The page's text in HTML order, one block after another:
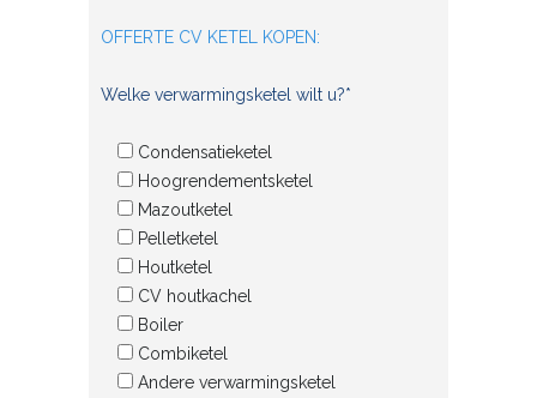
OFFERTE CV KETEL KOPEN:
Welke verwarmingsketel wilt u?*
Condensatieketel
Hoogrendementsketel
Mazoutketel
Pelletketel
Houtketel
CV houtkachel
Boiler
Combiketel
Andere verwarmingsketel